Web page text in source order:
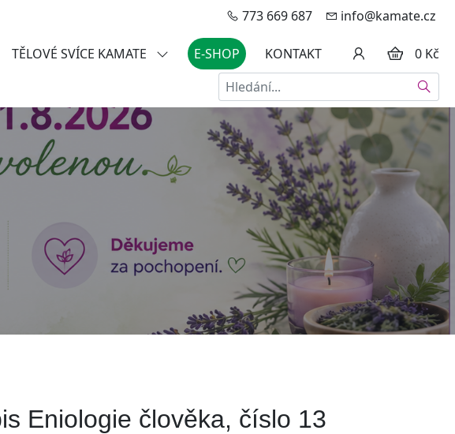
773 669 687 info@kamate.cz
TĚLOVÉ SVÍCE KAMATE E-SHOP KONTAKT
0 Kč
Hledat
Eniologie člověka, číslo 13